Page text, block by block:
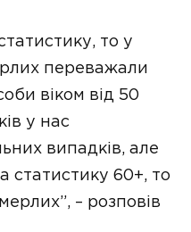
то у
переважали
віком від 50
у нас
випадків, але
статистику 60+, то
– розповів